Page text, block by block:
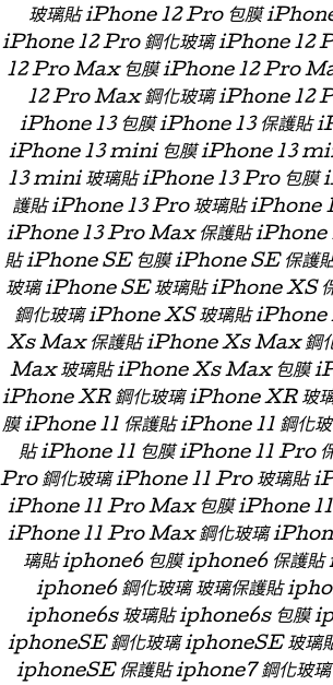
玻璃貼 iPhone 12 Pro 包膜
iPhone 12 Pro 鋼化玻璃 iPhone 12
12 Pro Max 包膜 iPhone 12 Pro
12 Pro Max 鋼化玻璃 iPhone 12
iPhone 13 包膜 iPhone 13 保護貼
iPhone 13 mini 包膜 iPhone 13
13 mini 玻璃貼 iPhone 13 Pro 包膜
護貼 iPhone 13 Pro 玻璃貼 iPhone
iPhone 13 Pro Max 保護貼 iPhone
貼 iPhone SE 包膜 iPhone SE 保護
玻璃 iPhone SE 玻璃貼 iPhone XS
鋼化玻璃 iPhone XS 玻璃貼
Xs Max 保護貼 iPhone Xs Max 鋼
Max 玻璃貼 iPhone Xs Max 包膜
iPhone XR 鋼化玻璃 iPhone XR 玻
膜 iPhone 11 保護貼 iPhone 11 鋼化
貼 iPhone 11 包膜 iPhone 11 Pro
Pro 鋼化玻璃 iPhone 11 Pro 玻璃貼
iPhone 11 Pro Max 包膜 iPhone
iPhone 11 Pro Max 鋼化玻璃
璃貼 iphone6 包膜 iphone6 保護貼
iphone6 鋼化玻璃 玻璃保護貼
iphone6s 玻璃貼 iphone6s 包膜
iphoneSE 鋼化玻璃 iphoneSE 玻璃
iphoneSE 保護貼 iphone7 鋼化玻